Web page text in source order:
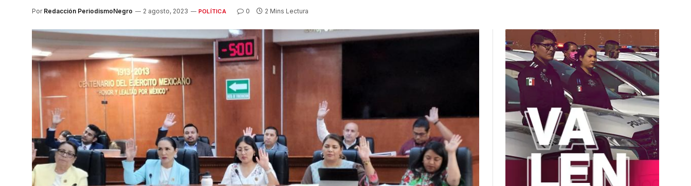
Por Redacción PeriodismoNegro 2 agosto, 2023 POLÍTICA 0 2 Mins Lectura